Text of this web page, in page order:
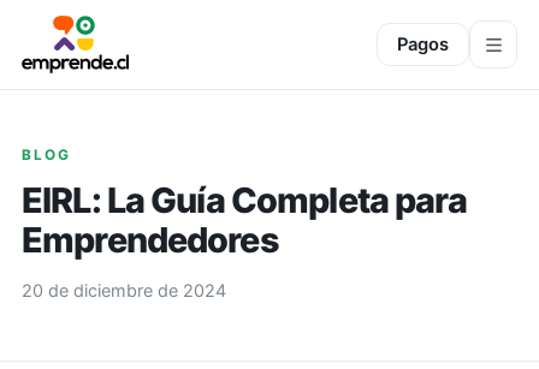
Pagos
BLOG
EIRL: La Guía Completa para
Emprendedores
20 de diciembre de 2024